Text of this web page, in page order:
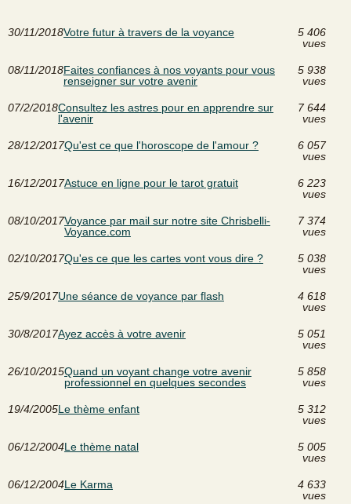
30/11/2018Votre futur à travers de la voyance
5 406
vues
08/11/2018Faites confiances à nos voyants pour vous
renseigner sur votre avenir
5 938
vues
07/2/2018Consultez les astres pour en apprendre sur
l'avenir
7 644
vues
28/12/2017Qu'est ce que l'horoscope de l'amour ?
6 057
vues
16/12/2017Astuce en ligne pour le tarot gratuit
6 223
vues
08/10/2017Voyance par mail sur notre site Chrisbelli-
Voyance.com
7 374
vues
02/10/2017Qu'es ce que les cartes vont vous dire ?
5 038
vues
25/9/2017Une séance de voyance par flash
4 618
vues
30/8/2017Ayez accès à votre avenir
5 051
vues
26/10/2015Quand un voyant change votre avenir
professionnel en quelques secondes
5 858
vues
19/4/2005Le thème enfant
5 312
vues
06/12/2004Le thème natal
5 005
vues
06/12/2004Le Karma
4 633
vues